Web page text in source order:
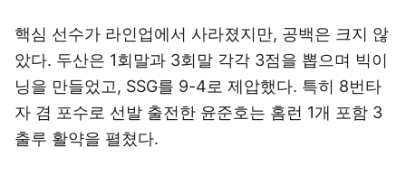
핵심 선수가 라인업에서 사라졌지만, 공백은 크지 않
았다. 두산은 1회말과 3회말 각각 3점을 뽑으며 빅이
닝을 만들었고, SSG를 9-4로 제압했다. 특히 8번타
자 겸 포수로 선발 출전한 윤준호는 홈런 1개 포함 3
출루 활약을 펼쳤다.